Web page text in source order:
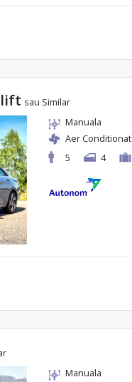
sau Similar
Manuala
Aer Conditionat
5
4
Manuala